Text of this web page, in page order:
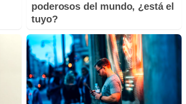
poderosos del mundo, ¿está el
tuyo?